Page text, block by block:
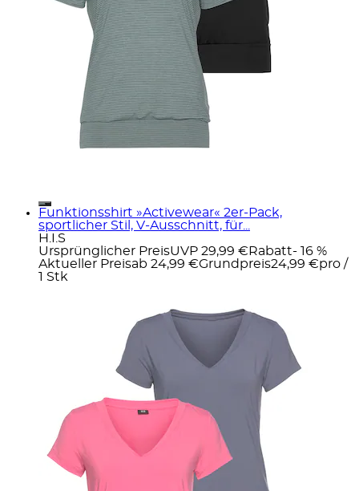
Funktionsshirt »Activewear« 2er-Pack,
sportlicher Stil, V-Ausschnitt, für...
H.I.S
Ursprünglicher PreisUVP 29,99 € Rabatt- 16 %
Aktueller Preisab 24,99 €Grundpreis24,99 €pro /
1 Stk